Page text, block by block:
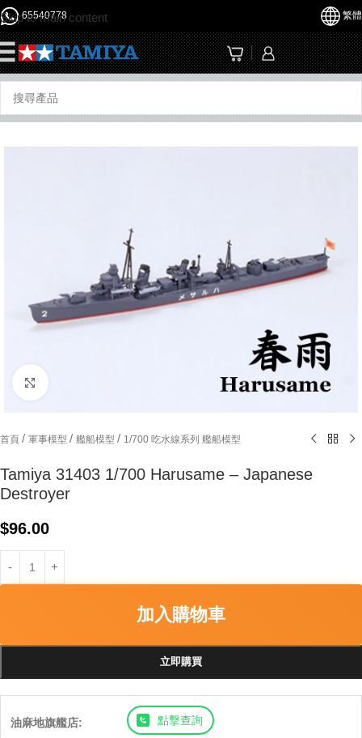
Skip to main content
65540778 繁體
首頁 / 軍事模型 / 艦船模型 / 1/700 吃水線系列 艦船模型
Tamiya 31403 1/700 Harusame – Japanese
Destroyer
$96.00
加入購物車
立即購買
油麻地旗艦店: 點擊查詢